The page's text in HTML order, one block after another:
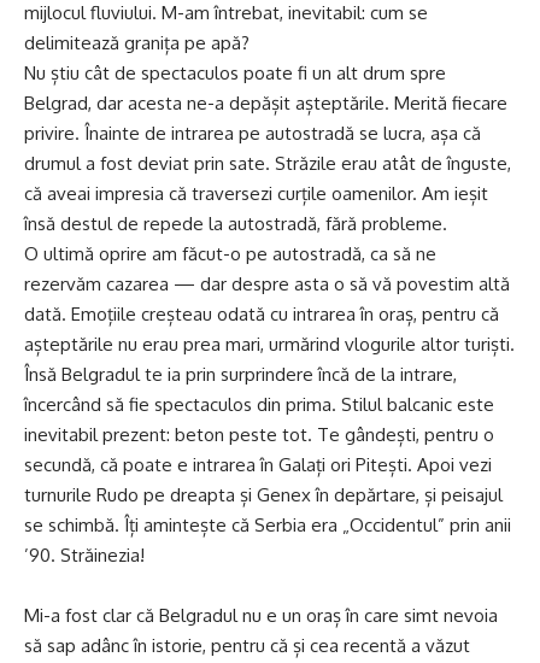
mijlocul fluviului. M-am întrebat, inevitabil: cum se
delimitează granița pe apă?
Nu știu cât de spectaculos poate fi un alt drum spre
Belgrad, dar acesta ne-a depășit așteptările. Merită fiecare
privire. Înainte de intrarea pe autostradă se lucra, așa că
drumul a fost deviat prin sate. Străzile erau atât de înguste,
că aveai impresia că traversezi curțile oamenilor. Am ieșit
însă destul de repede la autostradă, fără probleme.
O ultimă oprire am făcut-o pe autostradă, ca să ne
rezervăm cazarea — dar despre asta o să vă povestim altă
dată. Emoțiile creșteau odată cu intrarea în oraș, pentru că
așteptările nu erau prea mari, urmărind vlogurile altor turiști.
Însă Belgradul te ia prin surprindere încă de la intrare,
încercând să fie spectaculos din prima. Stilul balcanic este
inevitabil prezent: beton peste tot. Te gândești, pentru o
secundă, că poate e intrarea în Galați ori Pitești. Apoi vezi
turnurile Rudo pe dreapta și Genex în depărtare, și peisajul
se schimbă. Îți amintește că Serbia era „Occidentul” prin anii
’90. Străinezia!
Mi-a fost clar că Belgradul nu e un oraș în care simt nevoia
să sap adânc în istorie, pentru că și cea recentă a văzut